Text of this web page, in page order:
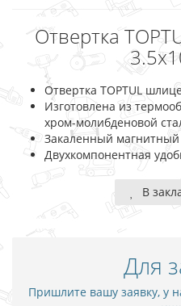
Отвертка
Отвертка TOPTUL
Изготовлена из
хром-молибденовой
Закаленный
Двухкомпонентная
В
Для
Пришлите вашу заявку, у